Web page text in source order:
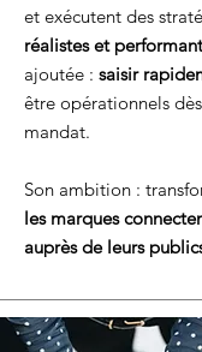
et exécutent des
réalistes et
ajoutée : saisir
être opérationnels
mandat.
Son ambition :
les marques
auprès de leurs